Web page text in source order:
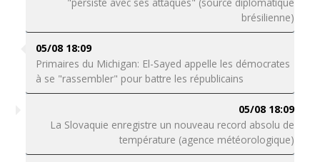
brésilienne)
05/08 18:09
Primaires du Michigan: El-Sayed appelle les démocrates
à se "rassembler" pour battre les républicains
05/08 18:09
La Slovaquie enregistre un nouveau record absolu de
température (agence météorologique)